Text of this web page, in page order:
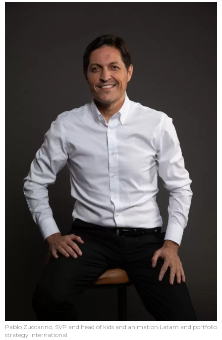
Pablo Zuccarino, SVP and head of kids and animation Latam and portfolio
strategy International